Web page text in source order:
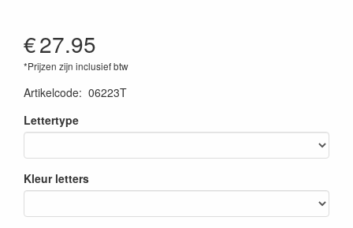
€27.95
*Prijzen zijn inclusief btw
Artikelcode: 06223T
Lettertype
Kleur letters